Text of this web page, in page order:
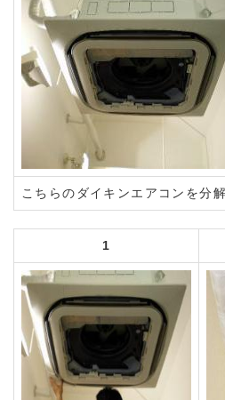
こちらのダイキンエアコンを分
1